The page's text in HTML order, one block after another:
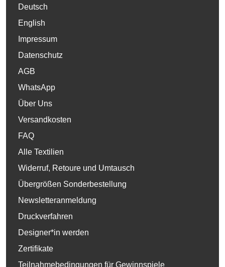
Deutsch
English
Impressum
Datenschutz
AGB
WhatsApp
Über Uns
Versandkosten
FAQ
Alle Textilien
Widerruf, Retoure und Umtausch
Übergrößen Sonderbestellung
Newsletteranmeldung
Druckverfahren
Designer*in werden
Zertifikate
Teilnahmebedingungen für Gewinnspiele